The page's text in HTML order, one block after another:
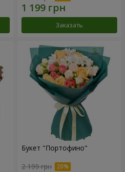
Заказать
Букет "Портофино"
2 199 грн